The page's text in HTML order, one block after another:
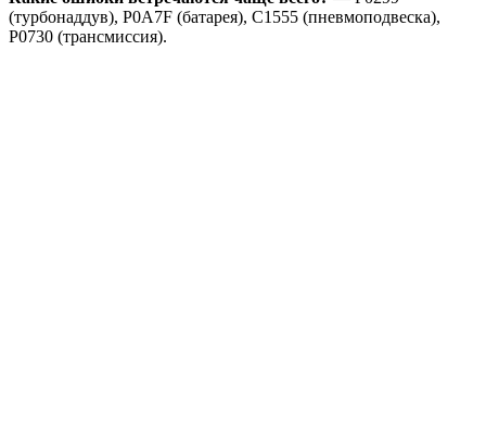
(турбонаддув), P0A7F (батарея), C1555 (пневмоподвеска),
P0730 (трансмиссия).